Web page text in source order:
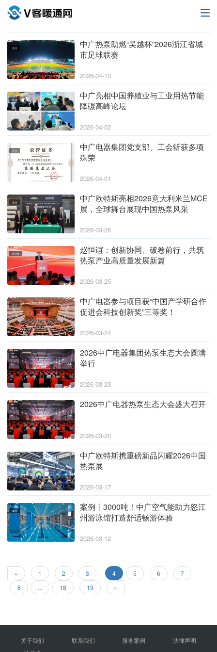
企业
中广热泵助燃“吴越杯”2026浙江省城
市足球联赛
2026-04-10
企业
中广亮相中国养殖业与工业用热节能
降碳高峰论坛
2026-04-02
企业
中广电器集团党支部、工会斩获多项
殊荣
2026-04-01
企业
中广欧特斯亮相2026意大利米兰MCE
展，全球舞台展现中国热泵风采
2026-03-26
设计师
赵恒谊：创新协同、破卷前行，共筑
热泵产业高质量发展新篇
2026-03-25
企业
中广电器参与项目获“中国产学研合作
促进会科技创新奖”三等奖！
2026-03-24
企业
2026中广电器集团热泵生态大会圆满
举行
2026-03-23
企业 2026中广电器热泵生态大会盛大召开
2026-03-20
企业
中广欧特斯携重磅新品闪耀2026中国
热泵展
2026-03-17
案例
案例丨3000吨！中广空气能助力怒江
州游泳馆打造舒适畅游体验
2026-03-12
« 1 2 3 4 5 6
7
8
... 18 19 »
关于我们 联系我们 服务案例
法律声明